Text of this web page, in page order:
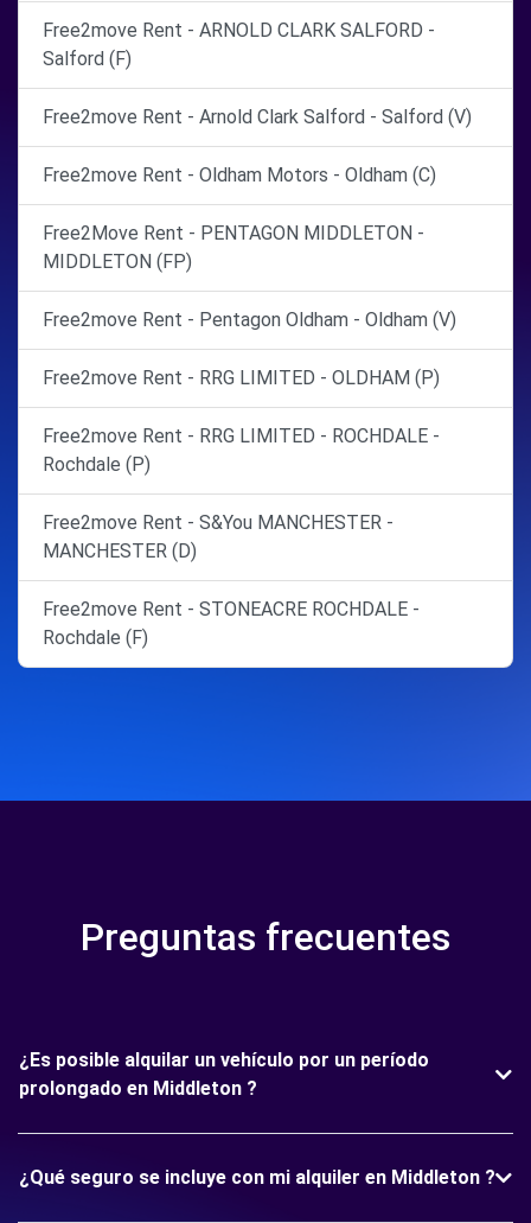
Free2move Rent - ARNOLD CLARK SALFORD -
Salford (F)
Free2move Rent - Arnold Clark Salford - Salford (V)
Free2move Rent - Oldham Motors - Oldham (C)
Free2Move Rent - PENTAGON MIDDLETON -
MIDDLETON (FP)
Free2move Rent - Pentagon Oldham - Oldham (V)
Free2move Rent - RRG LIMITED - OLDHAM (P)
Free2move Rent - RRG LIMITED - ROCHDALE -
Rochdale (P)
Free2move Rent - S&You MANCHESTER -
MANCHESTER (D)
Free2move Rent - STONEACRE ROCHDALE -
Rochdale (F)
Preguntas frecuentes
¿Es posible alquilar un vehículo por un período
prolongado en Middleton ?
¿Qué seguro se incluye con mi alquiler en Middleton ?